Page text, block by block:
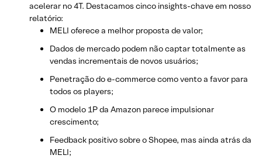
acelerar no 4T. Destacamos cinco insights-chave em nosso
relatório:
MELI oferece a melhor proposta de valor;
Dados de mercado podem não captar totalmente as
vendas incrementais de novos usuários;
Penetração do e-commerce como vento a favor para
todos os players;
O modelo 1P da Amazon parece impulsionar
crescimento;
Feedback positivo sobre o Shopee, mas ainda atrás da
MELI;